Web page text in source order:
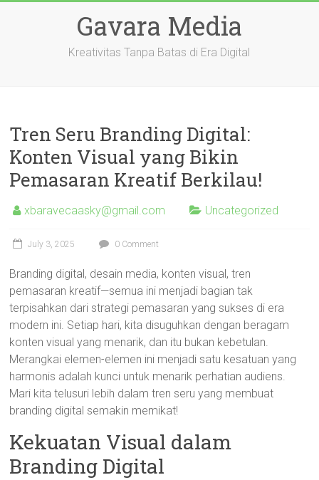
Gavara Media
Kreativitas Tanpa Batas di Era Digital
Tren Seru Branding Digital:
Konten Visual yang Bikin
Pemasaran Kreatif Berkilau!
xbaravecaasky@gmail.com Uncategorized
July 3, 2025 0 Comment
Branding digital, desain media, konten visual, tren
pemasaran kreatif—semua ini menjadi bagian tak
terpisahkan dari strategi pemasaran yang sukses di era
modern ini. Setiap hari, kita disuguhkan dengan beragam
konten visual yang menarik, dan itu bukan kebetulan.
Merangkai elemen-elemen ini menjadi satu kesatuan yang
harmonis adalah kunci untuk menarik perhatian audiens.
Mari kita telusuri lebih dalam tren seru yang membuat
branding digital semakin memikat!
Kekuatan Visual dalam
Branding Digital